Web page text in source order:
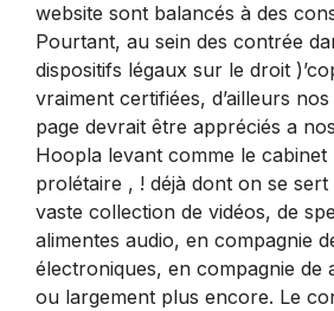
website sont balancés à des
Pourtant, au sein des contrée
dispositifs légaux sur le droit
vraiment certifiées, d’ailleurs
page devrait être appréciés a
Hoopla levant comme le cabinet
prolétaire , ! déjà dont on se
vaste collection de vidéos, de
alimentes audio, en compagnie
électroniques, en compagnie de
ou largement plus encore. Le